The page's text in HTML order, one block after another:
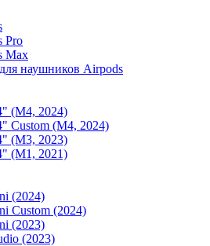
Pro
Max
наушников Airpods
(M4, 2024)
Custom (M4, 2024)
(M3, 2023)
(M1, 2021)
(2024)
Custom (2024)
(2023)
(2023)